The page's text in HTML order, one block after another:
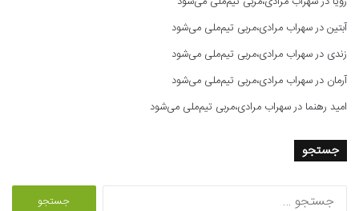
آبتیندرسهراب مرادی،مربی تیم‌ملی می‌شود
زندی درسهراب مرادی،مربی تیم‌ملی می‌شود
آرمان درسهراب مرادی،مربی تیم‌ملی می‌شود
امید رهنما درسهراب مرادی،مربی تیم‌ملی می‌شود
جستجو